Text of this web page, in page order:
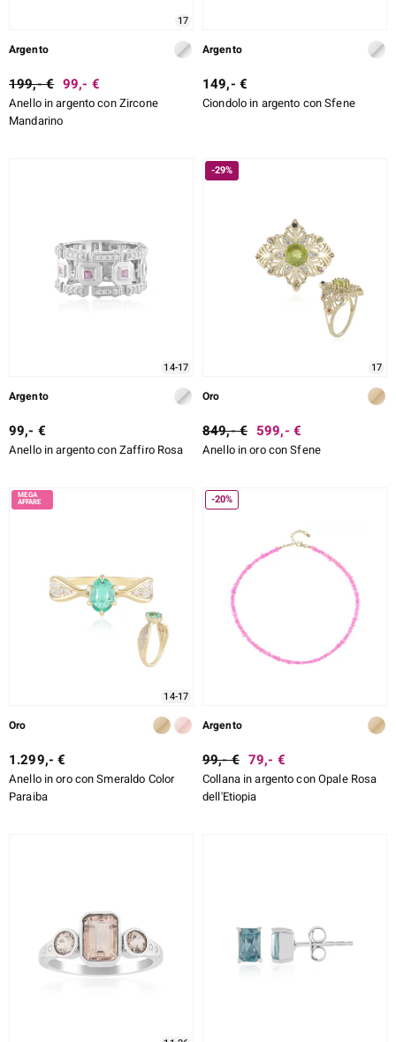
17
Argento
199,- € 99,- €
Anello in argento con Zircone
Mandarino
Argento
149,- €
Ciondolo in argento con Sfene
14-17
Argento
99,- €
Anello in argento con Zaffiro Rosa
-29%
17
Oro
849,- € 599,- €
Anello in oro con Sfene
14-17
Oro
1.299,- €
Anello in oro con Smeraldo Color
Paraiba
-20%
Argento
99,- € 79,- €
Collana in argento con Opale Rosa
dell'Etiopia